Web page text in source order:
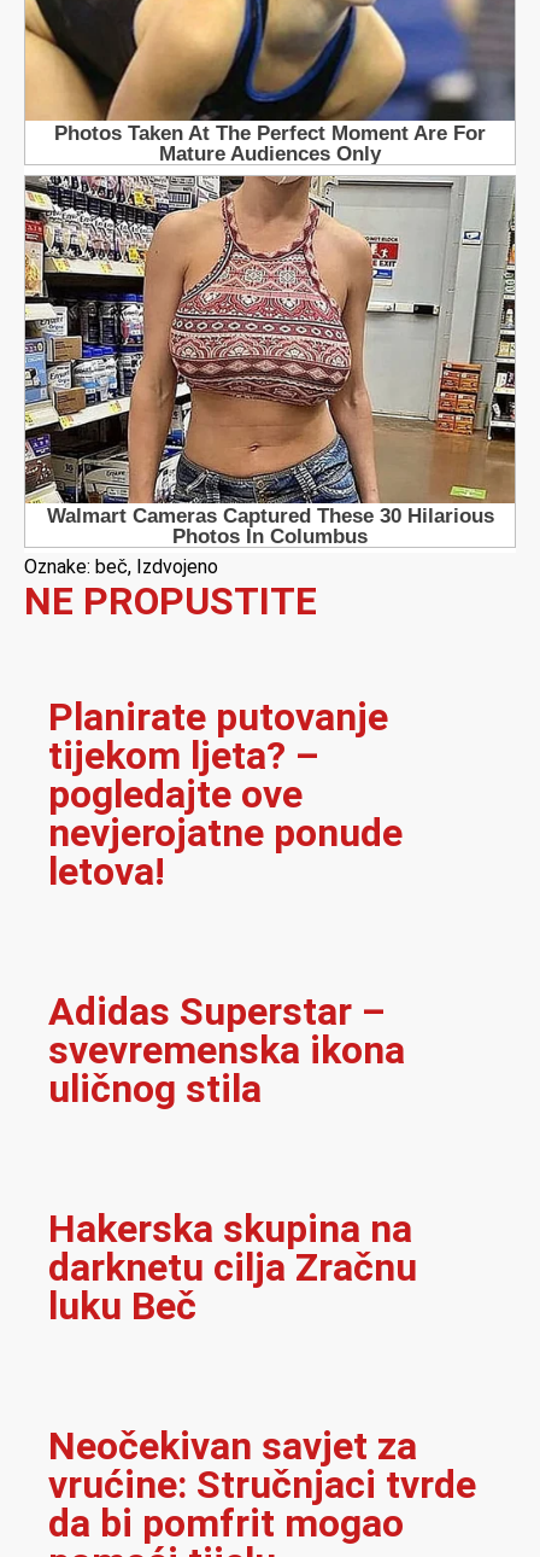
Oznake: beč, Izdvojeno
NE PROPUSTITE
Planirate putovanje
tijekom ljeta? –
pogledajte ove
nevjerojatne ponude
letova!
Adidas Superstar –
svevremenska ikona
uličnog stila
Hakerska skupina na
darknetu cilja Zračnu
luku Beč
Neočekivan savjet za
vrućine: Stručnjaci tvrde
da bi pomfrit mogao